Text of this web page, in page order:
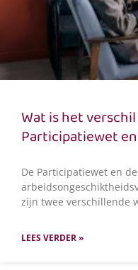
Wat is het
Participatiewet
De Participatiewet en
zijn twee verschillende
LEES VERDER »